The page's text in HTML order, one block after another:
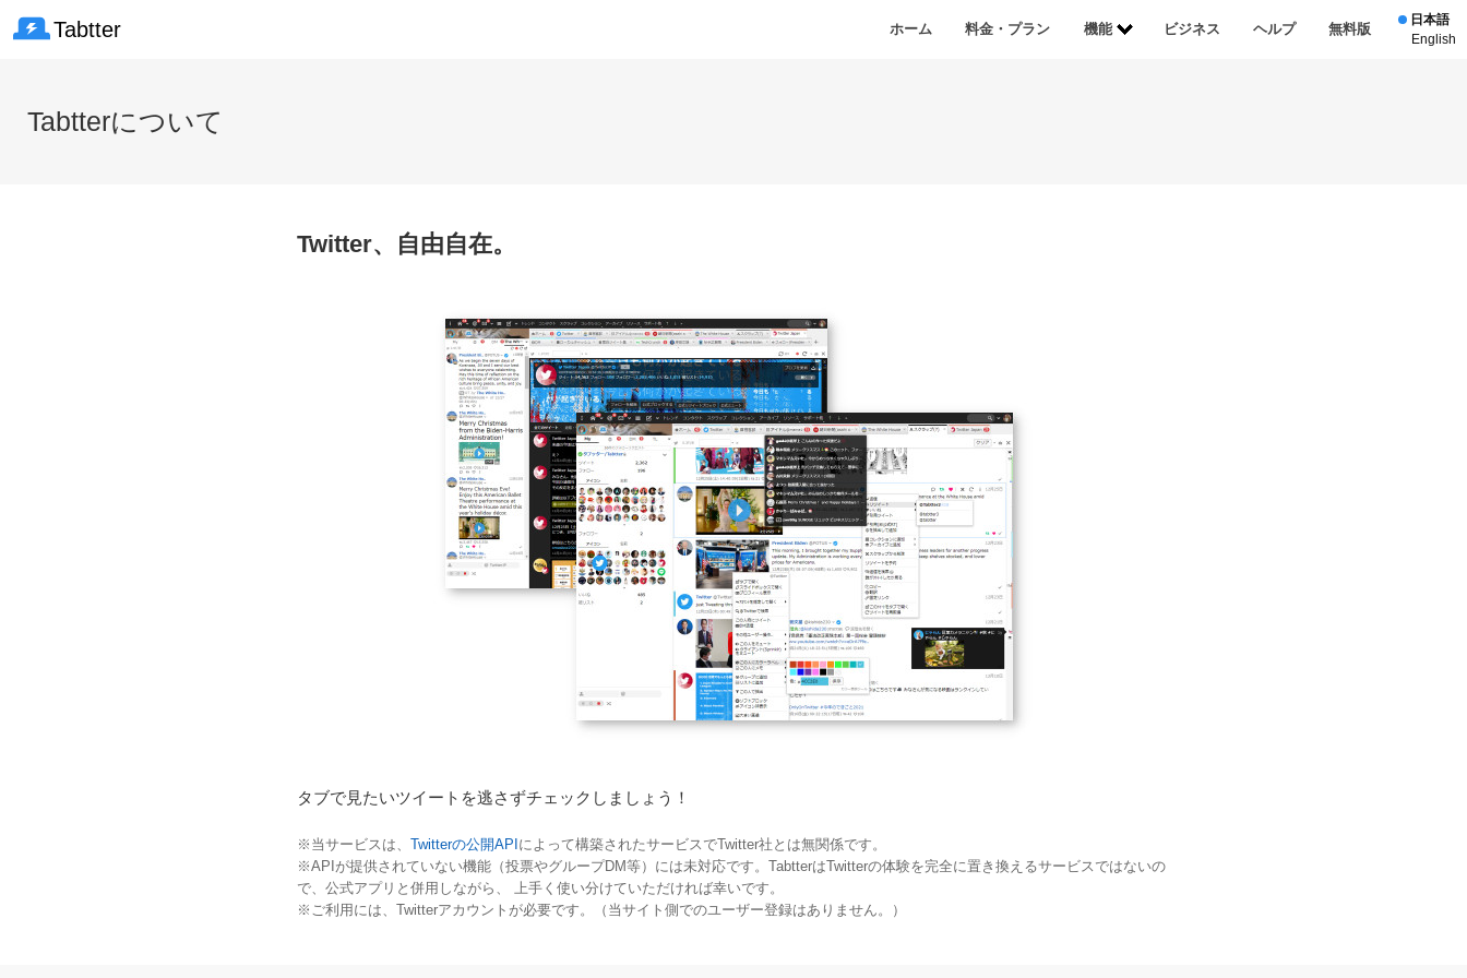
ホーム 料金・プラン 機能 ビジネス ヘルプ 無料版
日本語
English
Tabtter
Tabtterについて
Twitter、自由自在。
タブで見たいツイートを逃さずチェックしましょう！
※当サービスは、 Twitterの公開API によって構築されたサービスでTwitter社とは無関係です。
※APIが提供されていない機能（投票やグループDM等）には未対応です。TabtterはTwitterの体験を完全に置き換えるサービスではないの
で、公式アプリと併用しながら、 上手く使い分けていただければ幸いです。
※ご利用には、Twitterアカウントが必要です。（当サイト側でのユーザー登録はありません。）